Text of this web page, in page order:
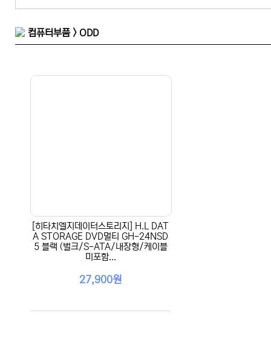
컴퓨터부품 > ODD
[히타치엘지데이터스토리지] H.L DAT
A STORAGE DVD멀티 GH-24NSD
5 블랙 (벌크/S-ATA/내장형/케이블
미포함...
27,900원